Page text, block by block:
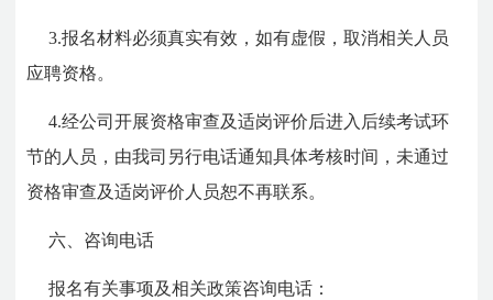
3.报名材料必须真实有效，如有虚假，取消相关人员
应聘资格。
4.经公司开展资格审查及适岗评价后进入后续考试环
节的人员，由我司另行电话通知具体考核时间，未通过
资格审查及适岗评价人员恕不再联系。
六、咨询电话
报名有关事项及相关政策咨询电话：